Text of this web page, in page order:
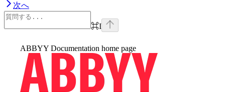
次へ
⌘I
ABBYY Documentation home page